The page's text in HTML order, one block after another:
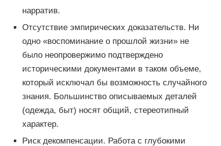
нарратив.
Отсутствие эмпирических доказательств. Ни
одно «воспоминание о прошлой жизни» не
было неопровержимо подтверждено
историческими документами в таком объеме,
который исключал бы возможность случайного
знания. Большинство описываемых деталей
(одежда, быт) носят общий, стереотипный
характер.
Риск декомпенсации. Работа с глубокими